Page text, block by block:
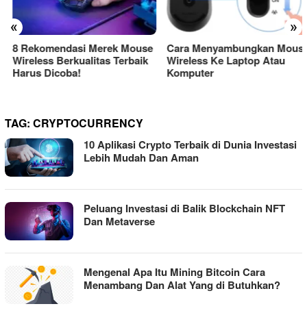
« »
8 Rekomendasi Merek Mouse
Wireless Berkualitas Terbaik
Harus Dicoba!
Cara Menyambungkan Mouse
Wireless Ke Laptop Atau
Komputer
TAG: CRYPTOCURRENCY
10 Aplikasi Crypto Terbaik di Dunia Investasi
Lebih Mudah Dan Aman
Peluang Investasi di Balik Blockchain NFT
Dan Metaverse
Mengenal Apa Itu Mining Bitcoin Cara
Menambang Dan Alat Yang di Butuhkan?